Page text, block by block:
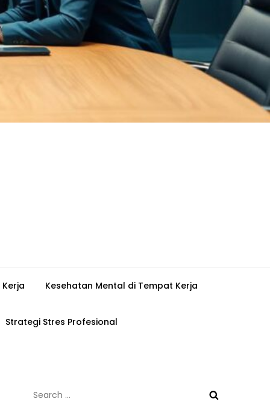
Kesehatan Mental di Tempat Kerja
Strategi Stres Profesional
for: